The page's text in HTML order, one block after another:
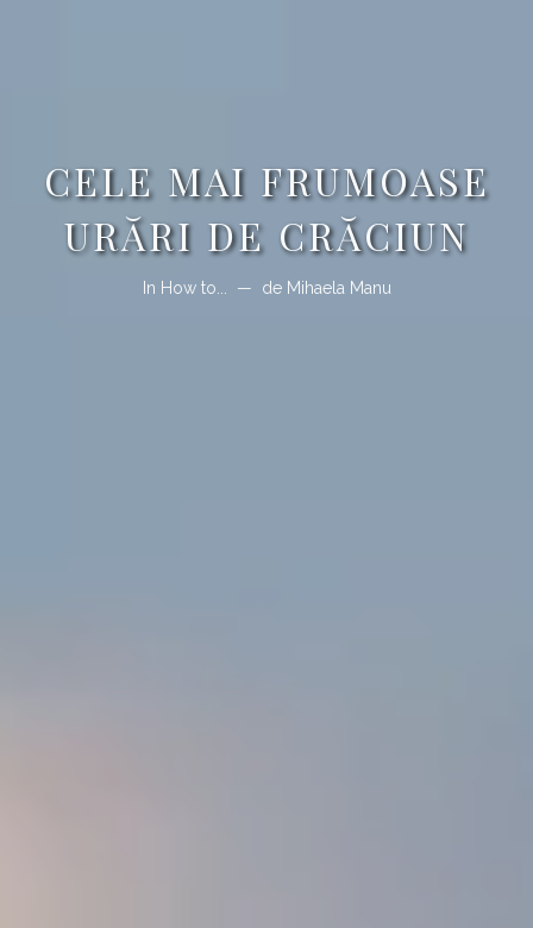
CELE MAI FRUMOASE
URĂRI DE CRĂCIUN
In How to... de Mihaela Manu